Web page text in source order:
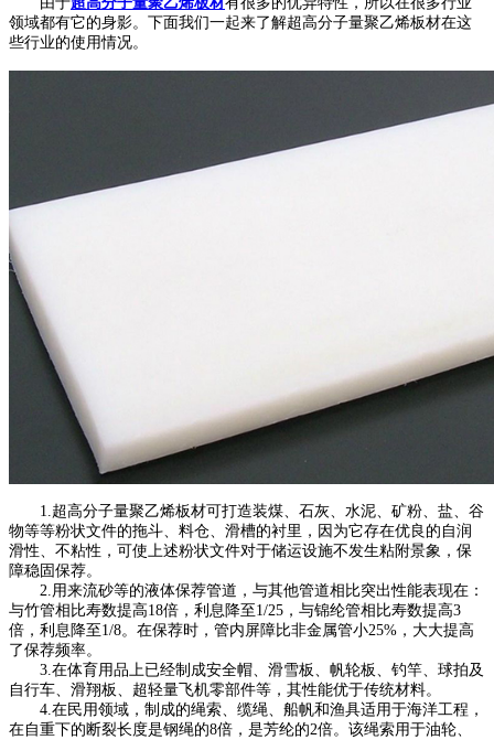
领域都有它的身影。下面我们一起来了解超高分子量聚乙烯板材在这
些行业的使用情况。
1.超高分子量聚乙烯板材可打造装煤、石灰、水泥、矿粉、盐、谷
物等等粉状文件的拖斗、料仓、滑槽的衬里，因为它存在优良的自润
滑性、不粘性，可使上述粉状文件对于储运设施不发生粘附景象，保
障稳固保荐。
2.用来流砂等的液体保荐管道，与其他管道相比突出性能表现在：
与竹管相比寿数提高18倍，利息降至1/25，与锦纶管相比寿数提高3
倍，利息降至1/8。在保荐时，管内屏障比非金属管小25%，大大提高
了保荐频率。
3.在体育用品上已经制成安全帽、滑雪板、帆轮板、钓竿、球拍及
自行车、滑翔板、超轻量飞机零部件等，其性能优于传统材料。
4.在民用领域，制成的绳索、缆绳、船帆和渔具适用于海洋工程，
在自重下的断裂长度是钢绳的8倍，是芳纶的2倍。该绳索用于油轮、